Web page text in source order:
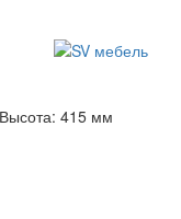
415 мм